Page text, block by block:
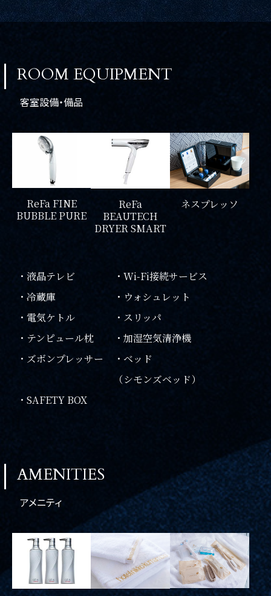
航空券付き
レンタカー付き 新幹線付き
チェックイン日 - チェックアウト日
一部屋あたりのご利用人数
ご利用部屋数
ROOM EQUIPMENT
客室設備・備品
ReFa FINE
BUBBLE PURE
ReFa
BEAUTECH
DRYER SMART
ネスプレッソ
・液晶テレビ
・Wi-Fi接続サービス
・冷蔵庫
・ウォシュレット
・電気ケトル
・スリッパ
・テンピュール枕
・加湿空気清浄機
・ズボンプレッサー
・ベッド
（シモンズベッド）
・SAFETY BOX
AMENITIES
アメニティ